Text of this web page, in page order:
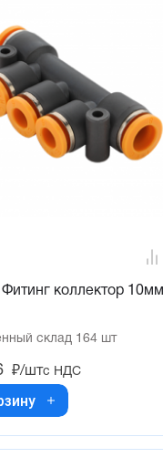
коллектор 10мм
склад 164 шт
₽/штс НДС